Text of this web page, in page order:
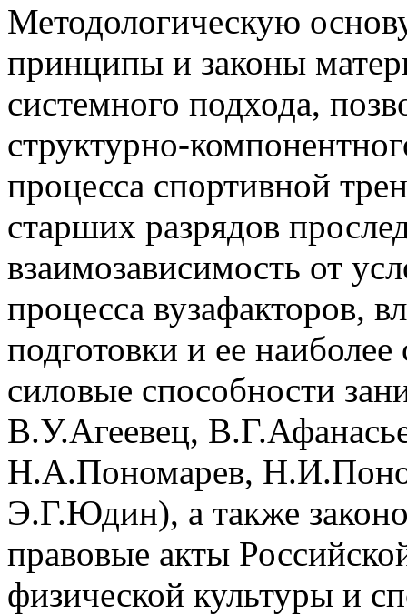
Методологическую
принципы и законы
системного подхода,
структурно-
процесса спортивной
старших разрядов
взаимозависимость от
процесса вузафакторов,
подготовки и ее
силовые способности
В.У.Агеевец,
Н.А.Пономарев,
Э.Г.Юдин), а также
правовые акты
физической культуры и